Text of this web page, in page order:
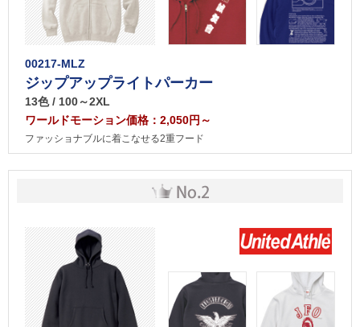
00217-MLZ
ジップアップライトパーカー
13色 / 100～2XL
ワールドモーション価格：2,050円～
ファッショナブルに着こなせる2重フード